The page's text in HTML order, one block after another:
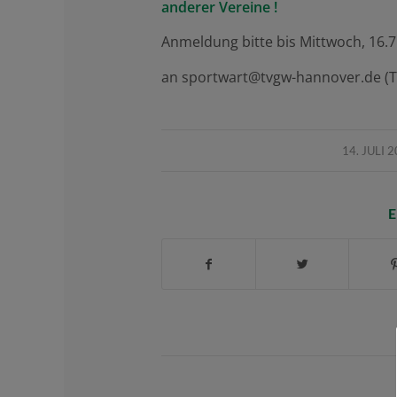
anderer Vereine !
Anmeldung bitte bis Mittwoch,
an sportwart@tvgw-hannover.de
14. JULI
/